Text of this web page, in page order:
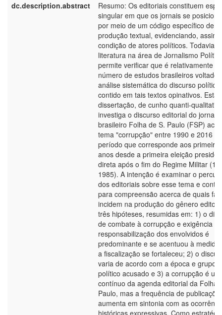
dc.description.abstract
Resumo: Os editoriais constituem
singular em que os jornais se
por meio de um código específico de
produção textual, evidenciando,
condição de atores políticos. Todavia, a
literatura na área de Jornalismo
permite verificar que é relativamente
número de estudos brasileiros
análise sistemática do discurso político
contido em tais textos opinativos. Esta
dissertação, de cunho quanti-
investiga o discurso editorial do jornal
brasileiro Folha de S. Paulo (FSP)
tema "corrupção" entre 1990 e 2016 -
período que corresponde aos
anos desde a primeira eleição
direta após o fim do Regime Militar
1985). A intenção é examinar o
dos editoriais sobre esse tema e
para compreensão acerca de quais
incidem na produção do gênero
três hipóteses, resumidas em: 1) o
de combate à corrupção e exigência de
responsabilização dos envolvidos é
predominante e se acentuou à medida
a fiscalização se fortaleceu; 2) o
varia de acordo com a época e grupo
político acusado e 3) a corrupção é
contínuo da agenda editorial da Folha
Paulo, mas a frequência de
aumenta em sintonia com as
históricas expressivas. Como